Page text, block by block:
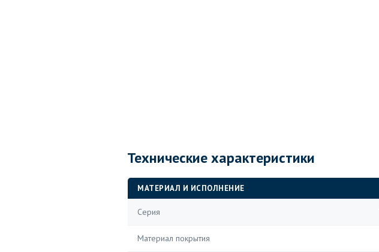
Технические характеристики
МАТЕРИАЛ И ИСПОЛНЕНИЕ
Серия
Материал покрытия